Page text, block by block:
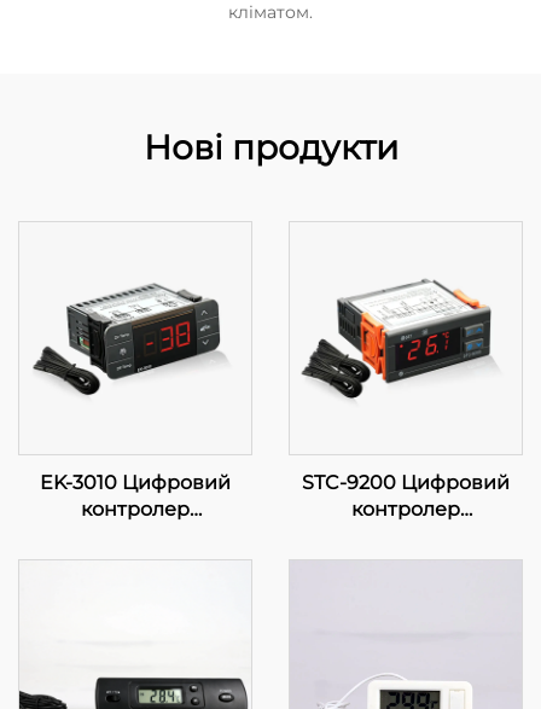
кліматом.
Нові продукти
EK-3010 Цифровий
контролер
у ваших руках
STC-9200 Цифровий
контролер
Прогресивне,
промислових та
комерційних